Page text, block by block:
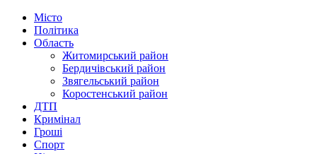
Місто
Політика
Область
Житомирський район
Бердичівський район
Звягельський район
Коростенський район
ДТП
Кримінал
Гроші
Спорт